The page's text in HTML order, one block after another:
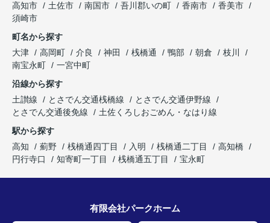
高知市
土佐市 南国市 吾川郡いの町 香南市
香美市
須崎市
町名から探す
大津
高岡町 介良 神田 桟橋通 鴨部 朝倉
枝川
南宝永町
一宮中町
沿線から探す
土讃線
とさでん交通桟橋線
とさでん交通伊野線
とさでん交通後免線
土佐くろしおごめん・なはり線
駅から探す
高知
薊野 桟橋通四丁目 入明 桟橋通二丁目
高知橋
円行寺口
知寄町一丁目 桟橋通五丁目 宝永町
有限会社パークホーム